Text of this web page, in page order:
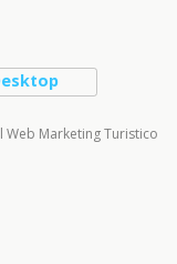
Marketing Turistico